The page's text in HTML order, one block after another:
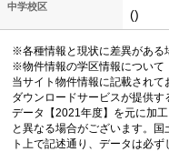
中学校区
()
※各種情報と現状に差異がある
※物件情報の学区情報について
当サイト物件情報に記載され
ダウンロードサービスが提供
データ【2021年度】を元に加
と異なる場合がございます。
ト上で記述通り、データは必